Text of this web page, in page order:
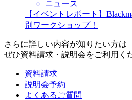
ニュース
【イベントレポート】
別ワークショップ！
さらに詳しい内容が知りたい方は
ぜひ資料請求・説明会をご利用く
資料請求
説明会予約
よくあるご質問